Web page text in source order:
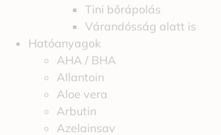
Tini bőrápolás
Várandósság alatt is
Hatóanyagok
AHA / BHA
Allantoin
Aloe vera
Arbutin
Azelainsav